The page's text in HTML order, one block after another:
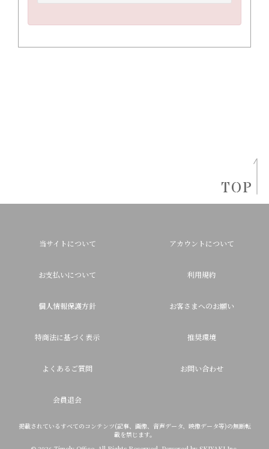
TOP
当サイトについて アカウントについて
お支払いについて 利用規約
個人情報保護方針 お客さまへのお願い
特商法に基づく表示 推奨環境
よくあるご質問 お問い合わせ
会員退会
掲載されているすべてのコンテンツ(記事、画像、音声データ、映像データ等)の無断転
載を禁じます。